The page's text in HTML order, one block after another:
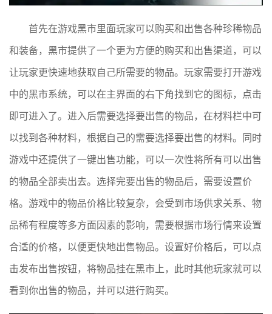
首先在游戏黑市里面玩家可以购买和出售各种珍稀物品
和装备，黑市提供了一个更为方便的购买和出售渠道，可以
让玩家更快速地获取自己所需要的物品。玩家需要打开游戏
中的黑市系统，可以在主界面的右下角找到它的图标，点击
即可进入了。进入后需要选择要出售的物品，在材料栏中可
以找到各种材料，根据自己的需要选择要出售的材料。同时
游戏中还提供了一键出售功能，可以一次性将所有可以出售
的物品全部卖出去。选择完要出售的物品后，需要设置价
格。游戏中的物品价格比较复杂，会受到市场供求关系、物
品稀有程度等多方面因素的影响，需要根据市场行情来设置
合适的价格，以便更快地出售物品。设置好价格后，可以点
击发布出售按钮，将物品挂在黑市上，此时其他玩家就可以
看到你出售的物品，并可以进行购买。